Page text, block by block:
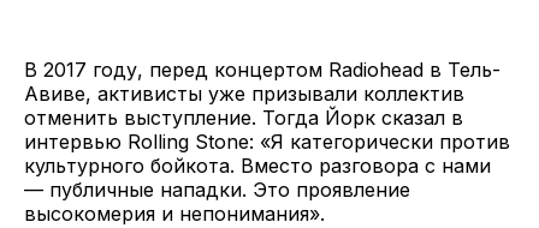
В 2017 году, перед концертом Radiohead в Тель-
Авиве, активисты уже призывали коллектив
отменить выступление. Тогда Йорк сказал в
интервью Rolling Stone: «Я категорически против
культурного бойкота. Вместо разговора с нами
— публичные нападки. Это проявление
высокомерия и непонимания».